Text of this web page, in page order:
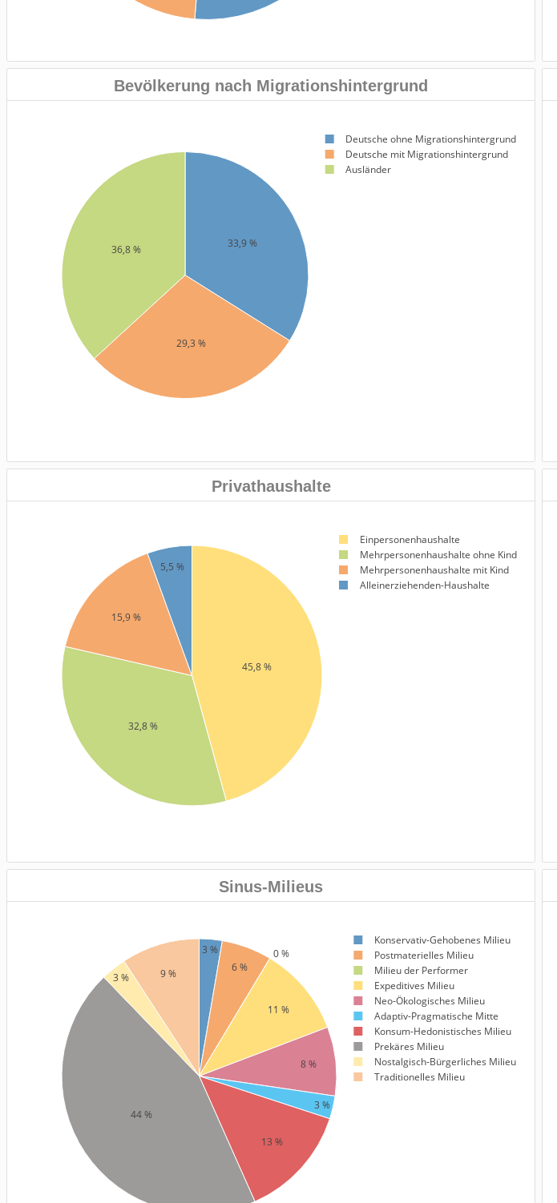
Bevölkerung nach Migrationshintergrund
33,9 %
29,3 %
36,8 %
Deutsche ohne Migrationshintergrund
Deutsche mit Migrationshintergrund
Ausländer
Privathaushalte
45,8 %
32,8 %
15,9 %
5,5 %
Einpersonenhaushalte
Mehrpersonenhaushalte ohne Kind
Mehrpersonenhaushalte mit Kind
Alleinerziehenden-Haushalte
Sinus-Milieus
3 %
6 %
0 %
11 %
8 %
3 %
13 %
44 %
3 % 9 %
Konservativ-Gehobenes Milieu
Postmaterielles Milieu
Milieu der Performer
Expeditives Milieu
Neo-Ökologisches Milieu
Adaptiv-Pragmatische Mitte
Konsum-Hedonistisches Milieu
Prekäres Milieu
Nostalgisch-Bürgerliches Milieu
Traditionelles Milieu